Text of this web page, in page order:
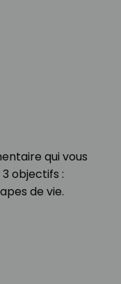
qui vous
objectifs :
de vie.